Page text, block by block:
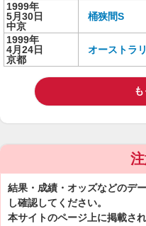
1999年
5月30日
中京
桶狭間S
1999年
4月24日
京都
オーストラ
結果・成績・オッズなどのデ
し確認してください。
本サイトのページ上に掲載さ